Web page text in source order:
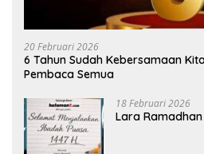
20 Februari 2026
6 Tahun Sudah Kebersamaan
Pembaca Semua
18 Februari 2026
Lara Ramadhan